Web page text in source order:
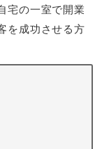
宅の一室で開業
を成功させる方